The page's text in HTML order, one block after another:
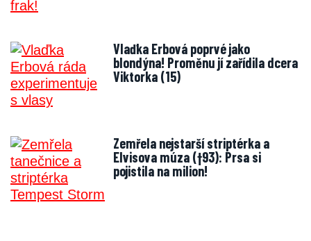
Vlaďka Erbová poprvé jako
blondýna! Proměnu jí zařídila dcera
Viktorka (15)
Zemřela nejstarší striptérka a
Elvisova múza (†93): Prsa si
pojistila na milion!